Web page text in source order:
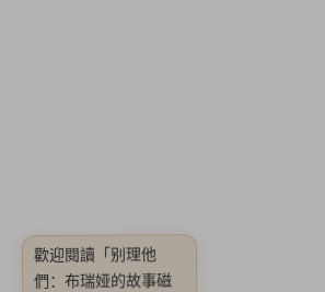
歡迎閱讀 「别理他
們：布瑞娅的故事磁
Them: Brea’s Story
Tape 1【v1.3|容量